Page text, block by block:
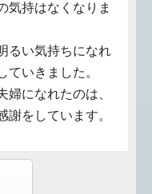
気持はなくなりま
るい気持ちになれ
ていきました。
婦になれたのは、
謝をしています。